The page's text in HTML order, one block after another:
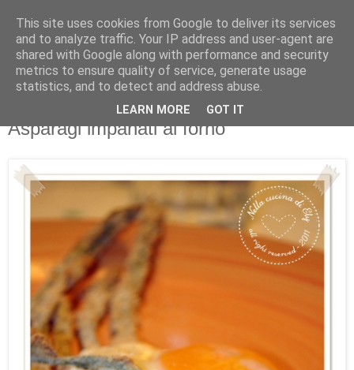
Asparagi impanati al forno
This site uses cookies from Google to deliver its services
and to analyze traffic. Your IP address and user-agent are
shared with Google along with performance and security
metrics to ensure quality of service, generate usage
statistics, and to detect and address abuse.
LEARN MORE GOT IT